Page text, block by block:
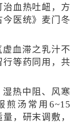
血热吐衄，方
医统》麦门冬
血滞之乳汁不
等药同用，共
热中阻、风寒
煎汤常用6~15
，研末调敷，